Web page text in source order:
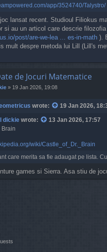
app/3524740/Talystro/
lansat recent. Studioul Filiokus
si au un articol care descrie
post/are-we-lea ... es-in-math ).
mult despre metoda lui Lill (Lill's
de Jocuri Matematice
» 19 Jan 2026, 19:08
wrote: 19 Jan 2026,
dickie wrote:
13 Jan 2026, 17:57
Brain
wiki/Castle_of_Dr._Brain
care merita sa fie adaugat pe lista.
games si Sierra. Asa stiu de